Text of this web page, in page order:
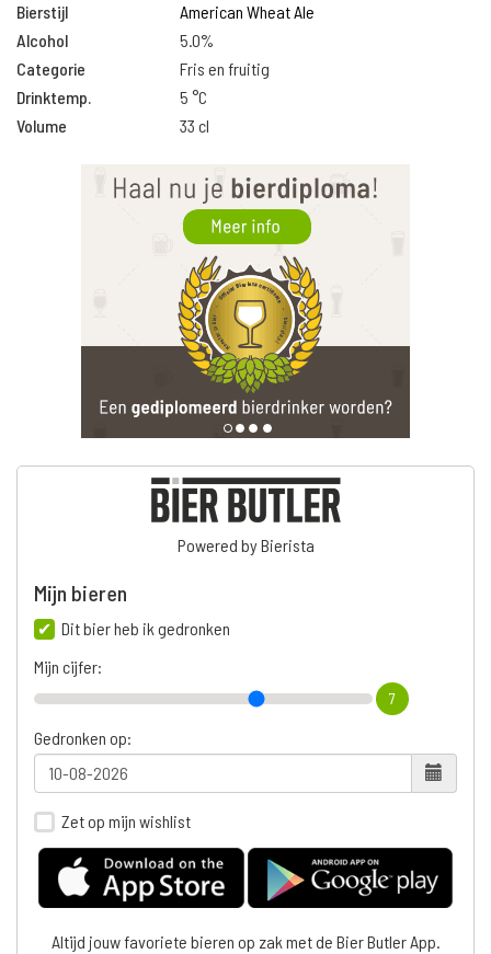
Bierstijl
American Wheat Ale
Alcohol
5.0%
Categorie
Fris en fruitig
Drinktemp.
5 °C
Volume
33 cl
Powered by Bierista
Mijn bieren
Dit bier heb ik gedronken
Mijn cijfer:
7
Gedronken op:
Zet op mijn wishlist
Altijd jouw favoriete bieren op zak met de Bier Butler App.